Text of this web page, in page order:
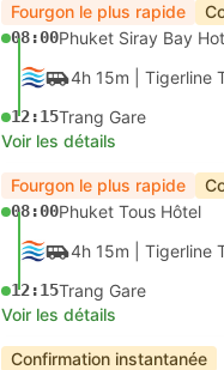
Fourgon le plus rapide
08:00Phuket Siray Bay
4h 15m | Tigerline
12:15Trang Gare
Voir les détails
Fourgon le plus rapide
08:00Phuket Tous Hôtel
4h 15m | Tigerline
12:15Trang Gare
Voir les détails
Confirmation instantanée